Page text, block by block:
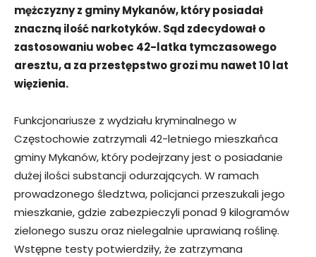
mężczyzny z gminy Mykanów, który posiadał
znaczną ilość narkotyków. Sąd zdecydował o
zastosowaniu wobec 42-latka tymczasowego
aresztu, a za przestępstwo grozi mu nawet 10 lat
więzienia.
Funkcjonariusze z wydziału kryminalnego w
Częstochowie zatrzymali 42-letniego mieszkańca
gminy Mykanów, który podejrzany jest o posiadanie
dużej ilości substancji odurzających. W ramach
prowadzonego śledztwa, policjanci przeszukali jego
mieszkanie, gdzie zabezpieczyli ponad 9 kilogramów
zielonego suszu oraz nielegalnie uprawianą roślinę.
Wstępne testy potwierdziły, że zatrzymana